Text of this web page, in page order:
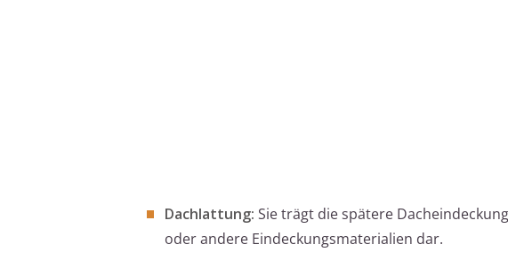
Dachlattung: Sie trägt die spätere
oder andere Eindeckungsmaterialien dar.